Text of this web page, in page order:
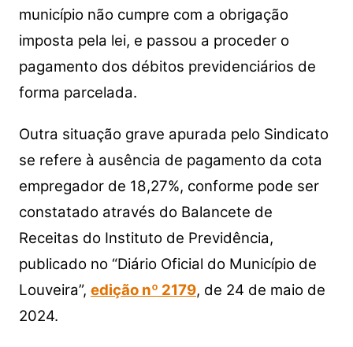
município não cumpre com a obrigação
imposta pela lei, e passou a proceder o
pagamento dos débitos previdenciários de
forma parcelada.
Outra situação grave apurada pelo Sindicato
se refere à ausência de pagamento da cota
empregador de 18,27%, conforme pode ser
constatado através do Balancete de
Receitas do Instituto de Previdência,
publicado no “Diário Oficial do Município de
Louveira”, edição nº 2179, de 24 de maio de
2024.